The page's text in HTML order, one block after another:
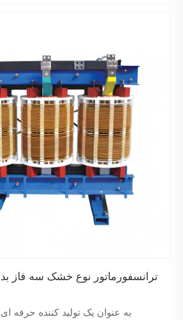
ترانسفورماتور نوع خشک سه فاز